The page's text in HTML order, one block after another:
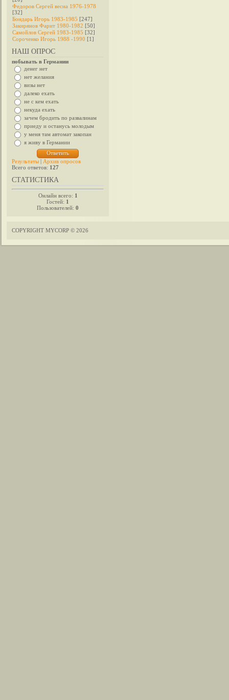
Федоров Cергей весна 1976-1978
[32]
Бондарь Игорь 1983-1985 [247]
Закирянов Фарит 1980-1982 [50]
Самойлов Сергей 1983-1985 [32]
Сороченко Игорь 1988 -1990 [1]
НАШ ОПРОС
побывать в Германии
денег нет
нет желания
визы нет
далеко ехать
не с кем ехать
некуда ехать
зачем бродить по развалинам
приеду и останусь молодым
у меня там автомат закопан
я живу в Германии
Результаты | Архив опросов
Всего ответов: 127
СТАТИСТИКА
Онлайн всего: 1
Гостей: 1
Пользователей: 0
COPYRIGHT MYCORP © 2026